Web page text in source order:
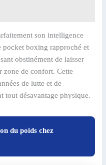
son intelligence
pocket boxing rapproché et
obstinément de laisser
zone de confort. Cette
de lutte et de
tout désavantage physique.
du poids chez